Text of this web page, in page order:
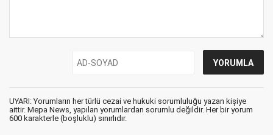
UYARI: Yorumların her türlü cezai ve hukuki sorumluluğu yazan kişiye
aittir. Mepa News, yapılan yorumlardan sorumlu değildir. Her bir yorum
600 karakterle (boşluklu) sınırlıdır.